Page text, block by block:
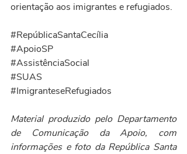
orientação aos imigrantes e refugiados.
#RepúblicaSantaCecília
#ApoioSP
#AssistênciaSocial
#SUAS
#ImigranteseRefugiados
Material produzido pelo Departamento
de Comunicação da Apoio, com
informações e foto da República Santa